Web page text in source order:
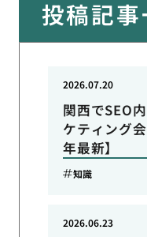
投稿記事
関西でSEO
ケティング
年最新】
2026.07.20
知識
2026.06.23